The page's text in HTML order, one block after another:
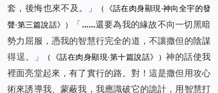
套，後悔也來不及。」
（《話在肉身顯現·神向全宇的發
聲·第三篇說話》）
「……還要為我的緣故不向一切黑暗
勢力屈服，憑我的智慧行完全的道，不讓撒但的陰謀
得逞。」
（《話在肉身顯現·第十篇說話》） 神的話使我
裡面亮堂起來，有了實行的路。對！這是撒但用攻心
術來誘導我、蒙蔽我，我應識破它的詭計，用智慧打